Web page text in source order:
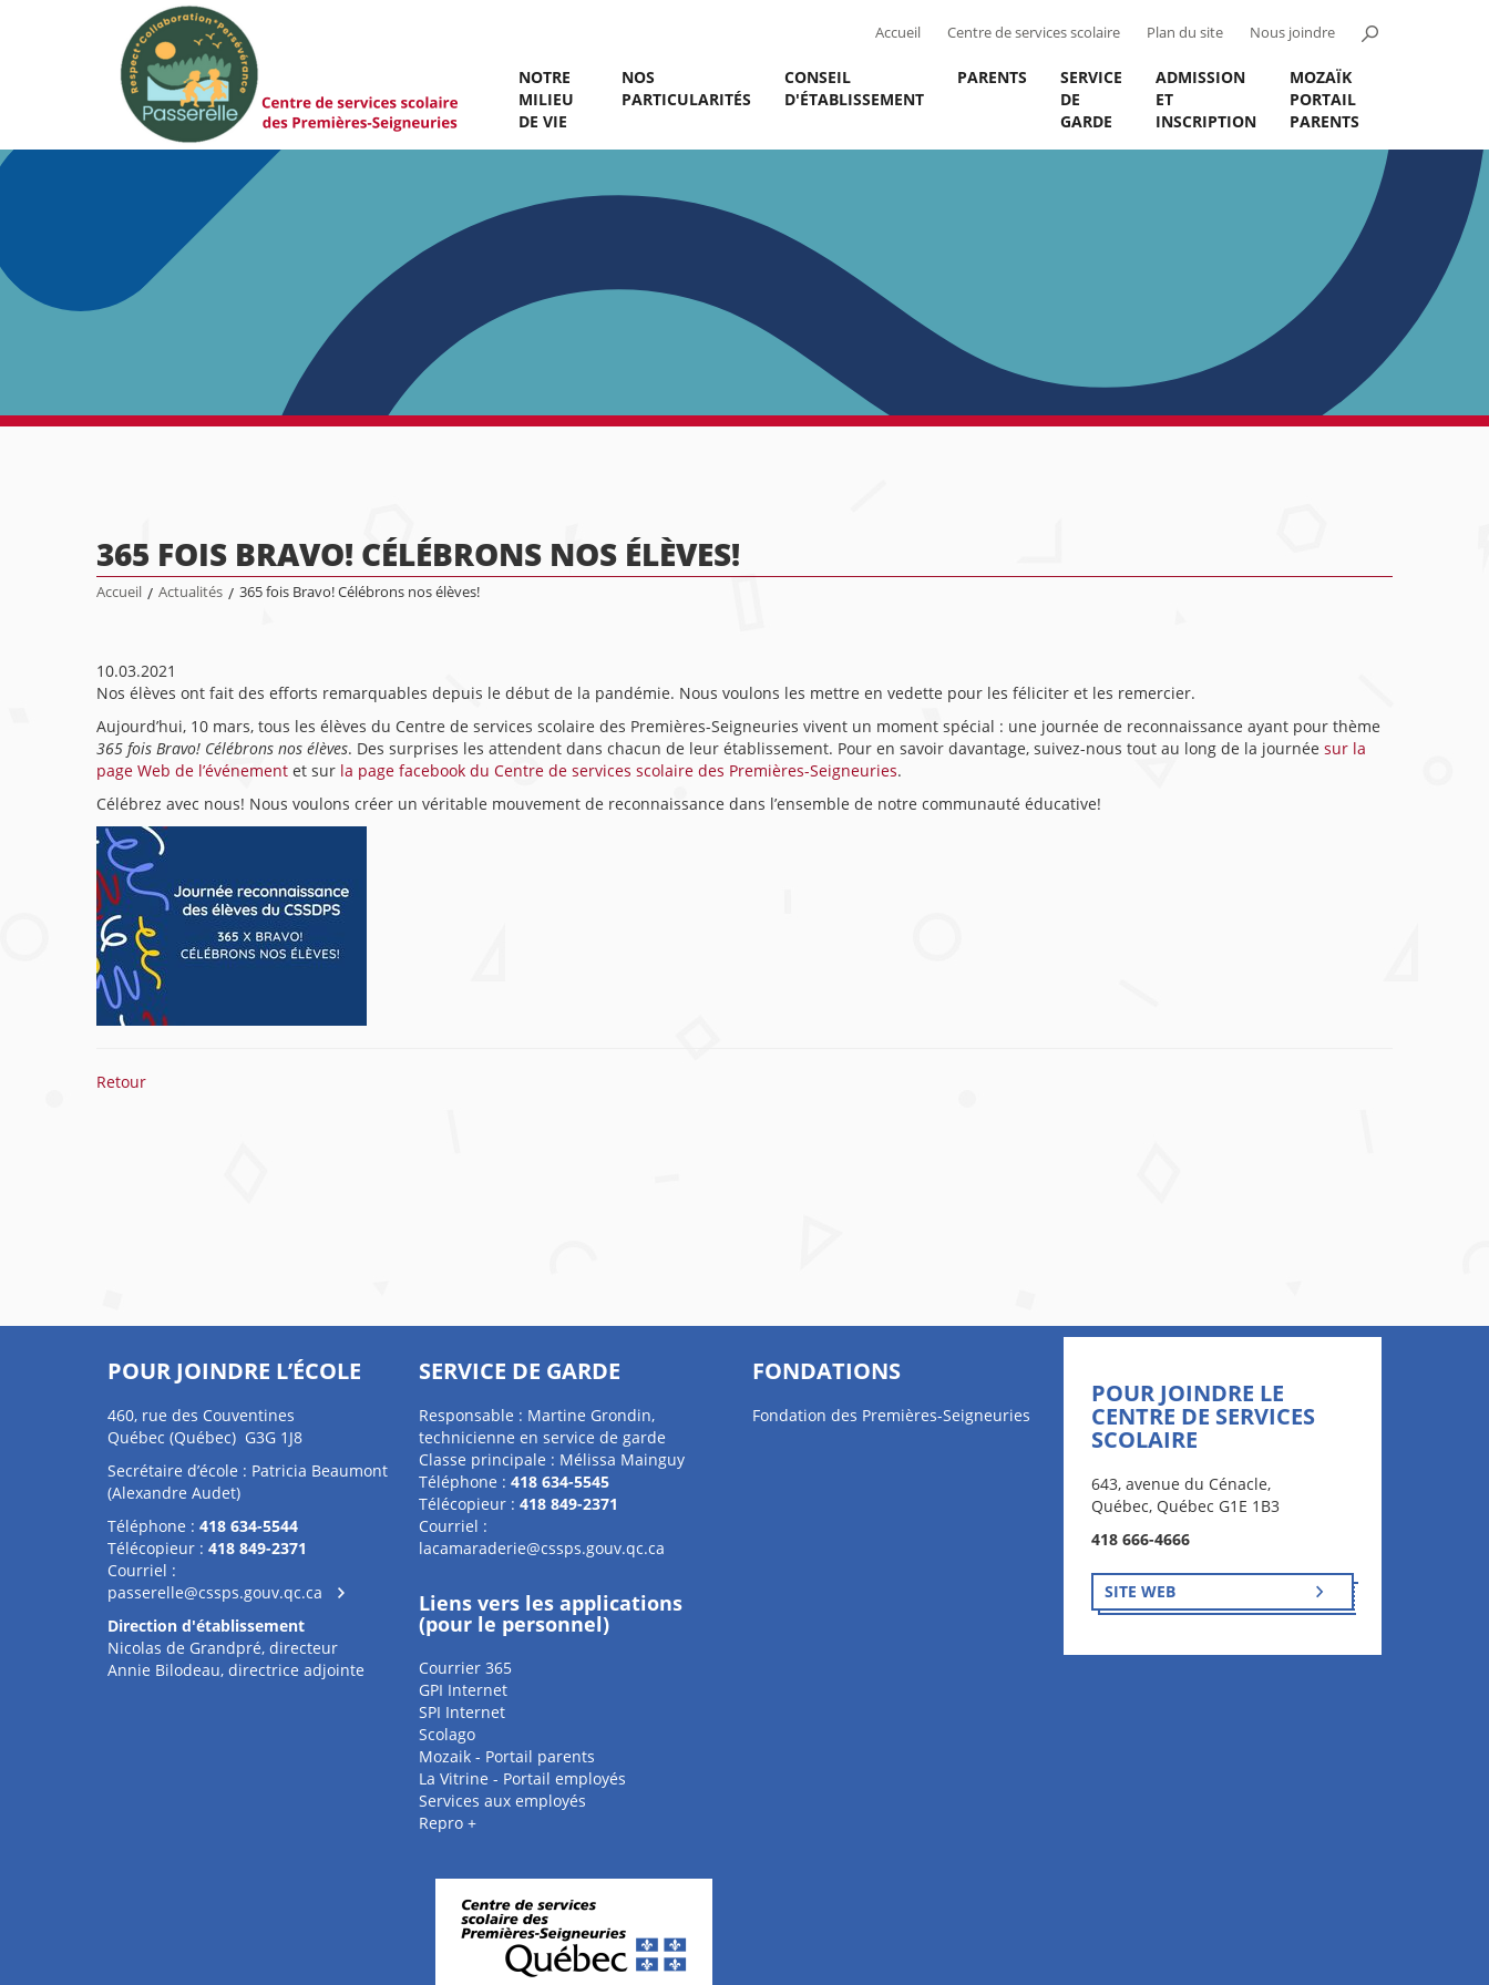
Accueil Centre de services scolaire Plan du site Nous joindre
NOTRE
MILIEU
DE VIE
NOS
PARTICULARITÉS
CONSEIL
D'ÉTABLISSEMENT
PARENTS
SERVICE
DE
GARDE
ADMISSION
ET
INSCRIPTION
MOZAÏK
PORTAIL
PARENTS
365 FOIS BRAVO! CÉLÉBRONS NOS ÉLÈVES!
Accueil / Actualités / 365 fois Bravo! Célébrons nos élèves!
10.03.2021
Nos élèves ont fait des efforts remarquables depuis le début de la pandémie. Nous voulons les mettre en vedette pour les féliciter et les remercier.
Aujourd’hui, 10 mars, tous les élèves du Centre de services scolaire des Premières-Seigneuries vivent un moment spécial : une journée de reconnaissance ayant pour thème
365 fois Bravo! Célébrons nos élèves. Des surprises les attendent dans chacun de leur établissement. Pour en savoir davantage, suivez-nous tout au long de la journée sur la
page Web de l’événement et sur la page facebook du Centre de services scolaire des Premières-Seigneuries.
Célébrez avec nous! Nous voulons créer un véritable mouvement de reconnaissance dans l’ensemble de notre communauté éducative!
Retour
POUR JOINDRE L’ÉCOLE
460, rue des Couventines
Québec (Québec) G3G 1J8
Secrétaire d’école : Patricia Beaumont
(Alexandre Audet)
Téléphone : 418 634-5544
Télécopieur : 418 849-2371
Courriel :
passerelle@cssps.gouv.qc.ca
Direction d'établissement
Nicolas de Grandpré, directeur
Annie Bilodeau, directrice adjointe
SERVICE DE GARDE
Responsable : Martine Grondin,
technicienne en service de garde
Classe principale : Mélissa Mainguy
Téléphone : 418 634-5545
Télécopieur : 418 849-2371
Courriel :
lacamaraderie@cssps.gouv.qc.ca
Liens vers les applications
(pour le personnel)
Courrier 365
GPI Internet
SPI Internet
Scolago
Mozaik - Portail parents
La Vitrine - Portail employés
Services aux employés
Repro +
FONDATIONS
Fondation des Premières-Seigneuries
POUR JOINDRE LE
CENTRE DE SERVICES
SCOLAIRE
643, avenue du Cénacle,
Québec, Québec G1E 1B3
418 666-4666
SITE WEB